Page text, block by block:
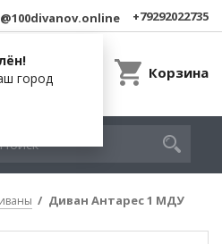
город
+79292022735
Корзина
Диван Антарес 1 МДУ